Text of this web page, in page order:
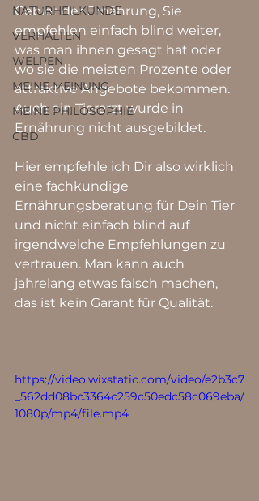
NATURHEILKUNDE
VERHALTEN
WELPEN
MEINE MEINUNG
MEINE PHILOSOPHIE
CBD
Gebiet der Ernährung, Sie
empfehlen einfach blind weiter,
was man ihnen gesagt hat oder
wo sie die meisten Prozente oder
attraktive Angebote bekommen.
Auch ein Tierarzt wurde in
Ernährung nicht ausgebildet.
Hier empfehle ich Dir also wirklich
eine fachkundige
Ernährungsberatung für Dein Tier
und nicht einfach blind auf
irgendwelche Empfehlungen zu
vertrauen. Man kann auch
jahrelang etwas falsch machen,
das ist kein Garant für Qualität.
https://video.wixstatic.com/video/e2b3c7
_562dd08bc3364c259c50edc58c069eba/
1080p/mp4/file.mp4